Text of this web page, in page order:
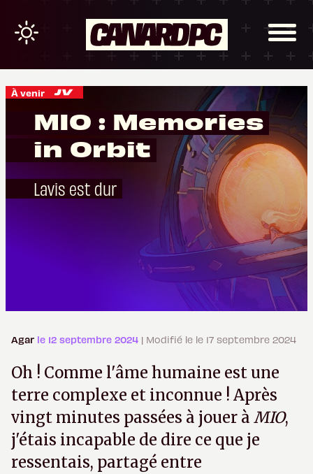
À venir
MIO : Memories
in Orbit
Lavis est dur
Agar le 12 septembre 2024 | Modifié le le 17 septembre 2024
Oh ! Comme l'âme humaine est une
terre complexe et inconnue ! Après
vingt minutes passées à jouer à MIO,
j'étais incapable de dire ce que je
ressentais, partagé entre